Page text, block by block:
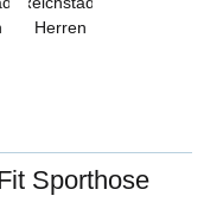
Sporthose